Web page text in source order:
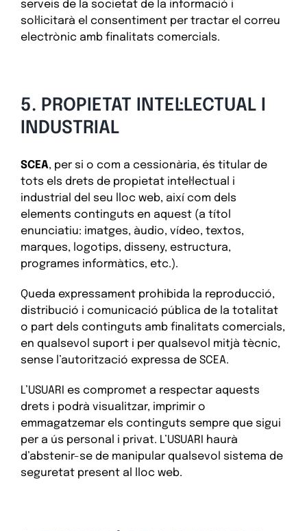
serveis de la societat de la informació i
sol·licitarà el consentiment per tractar el correu
electrònic amb finalitats comercials.
5. PROPIETAT INTEL·LECTUAL I
INDUSTRIAL
SCEA, per si o com a cessionària, és titular de
tots els drets de propietat intel·lectual i
industrial del seu lloc web, així com dels
elements continguts en aquest (a títol
enunciatiu: imatges, àudio, vídeo, textos,
marques, logotips, disseny, estructura,
programes informàtics, etc.).
Queda expressament prohibida la reproducció,
distribució i comunicació pública de la totalitat
o part dels continguts amb finalitats comercials,
en qualsevol suport i per qualsevol mitjà tècnic,
sense l’autorització expressa de SCEA.
L’USUARI es compromet a respectar aquests
drets i podrà visualitzar, imprimir o
emmagatzemar els continguts sempre que sigui
per a ús personal i privat. L’USUARI haurà
d’abstenir-se de manipular qualsevol sistema de
seguretat present al lloc web.